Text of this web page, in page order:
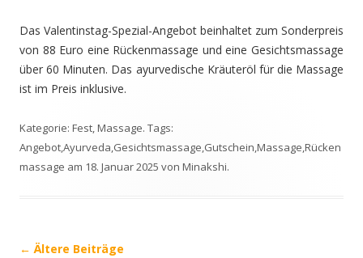
Das Valentinstag-Spezial-Angebot beinhaltet zum Sonderpreis
von 88 Euro eine Rückenmassage und eine Gesichtsmassage
über 60 Minuten. Das ayurvedische Kräuteröl für die Massage
ist im Preis inklusive.
Kategorie: Fest,Massage. Tags:
Angebot,Ayurveda,Gesichtsmassage,Gutschein,Massage,Rücken
massage am 18. Januar 2025 von Minakshi.
Beitrags-
← Ältere Beiträge